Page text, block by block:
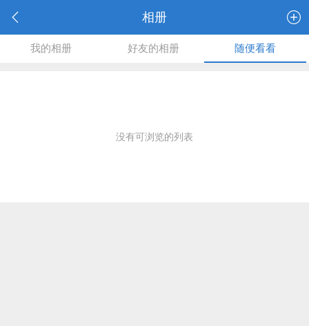
相册
我的相册 好友的相册 随便看看
没有可浏览的列表